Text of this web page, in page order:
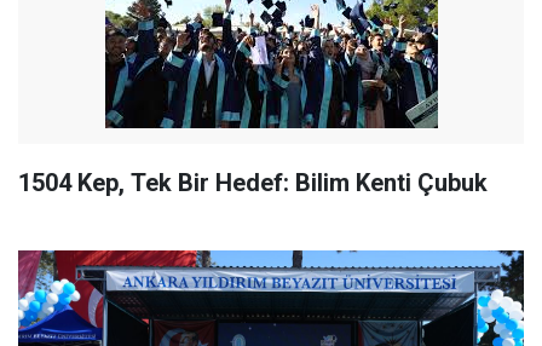
1504 Kep, Tek Bir Hedef: Bilim Kenti Çubuk